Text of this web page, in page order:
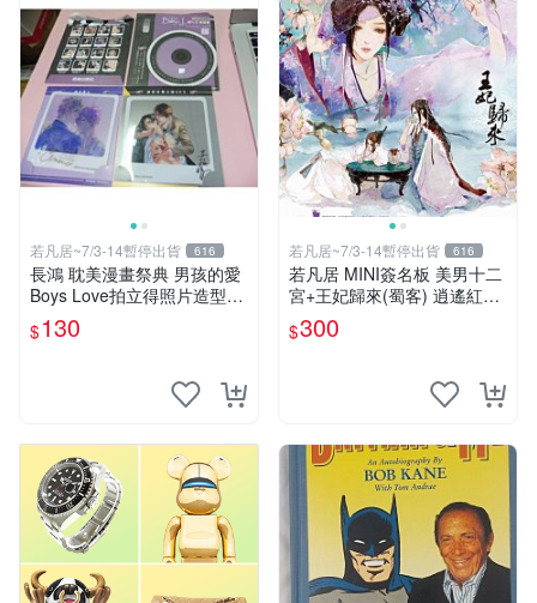
若凡居~7/3-14暫停出貨 616
長鴻 耽美漫畫祭典 男孩的愛
Boys Love拍立得照片造型透
卡 第二彈 超值星期五的sex +
劇毒甜心
$130
若凡居~7/3-14暫停出貨 616
若凡居 MINI簽名板 美男十二
宮+王妃歸來(蜀客) 逍遙紅塵
&貓君笑豬&何何舞 親筆簽名
簽名板
$300